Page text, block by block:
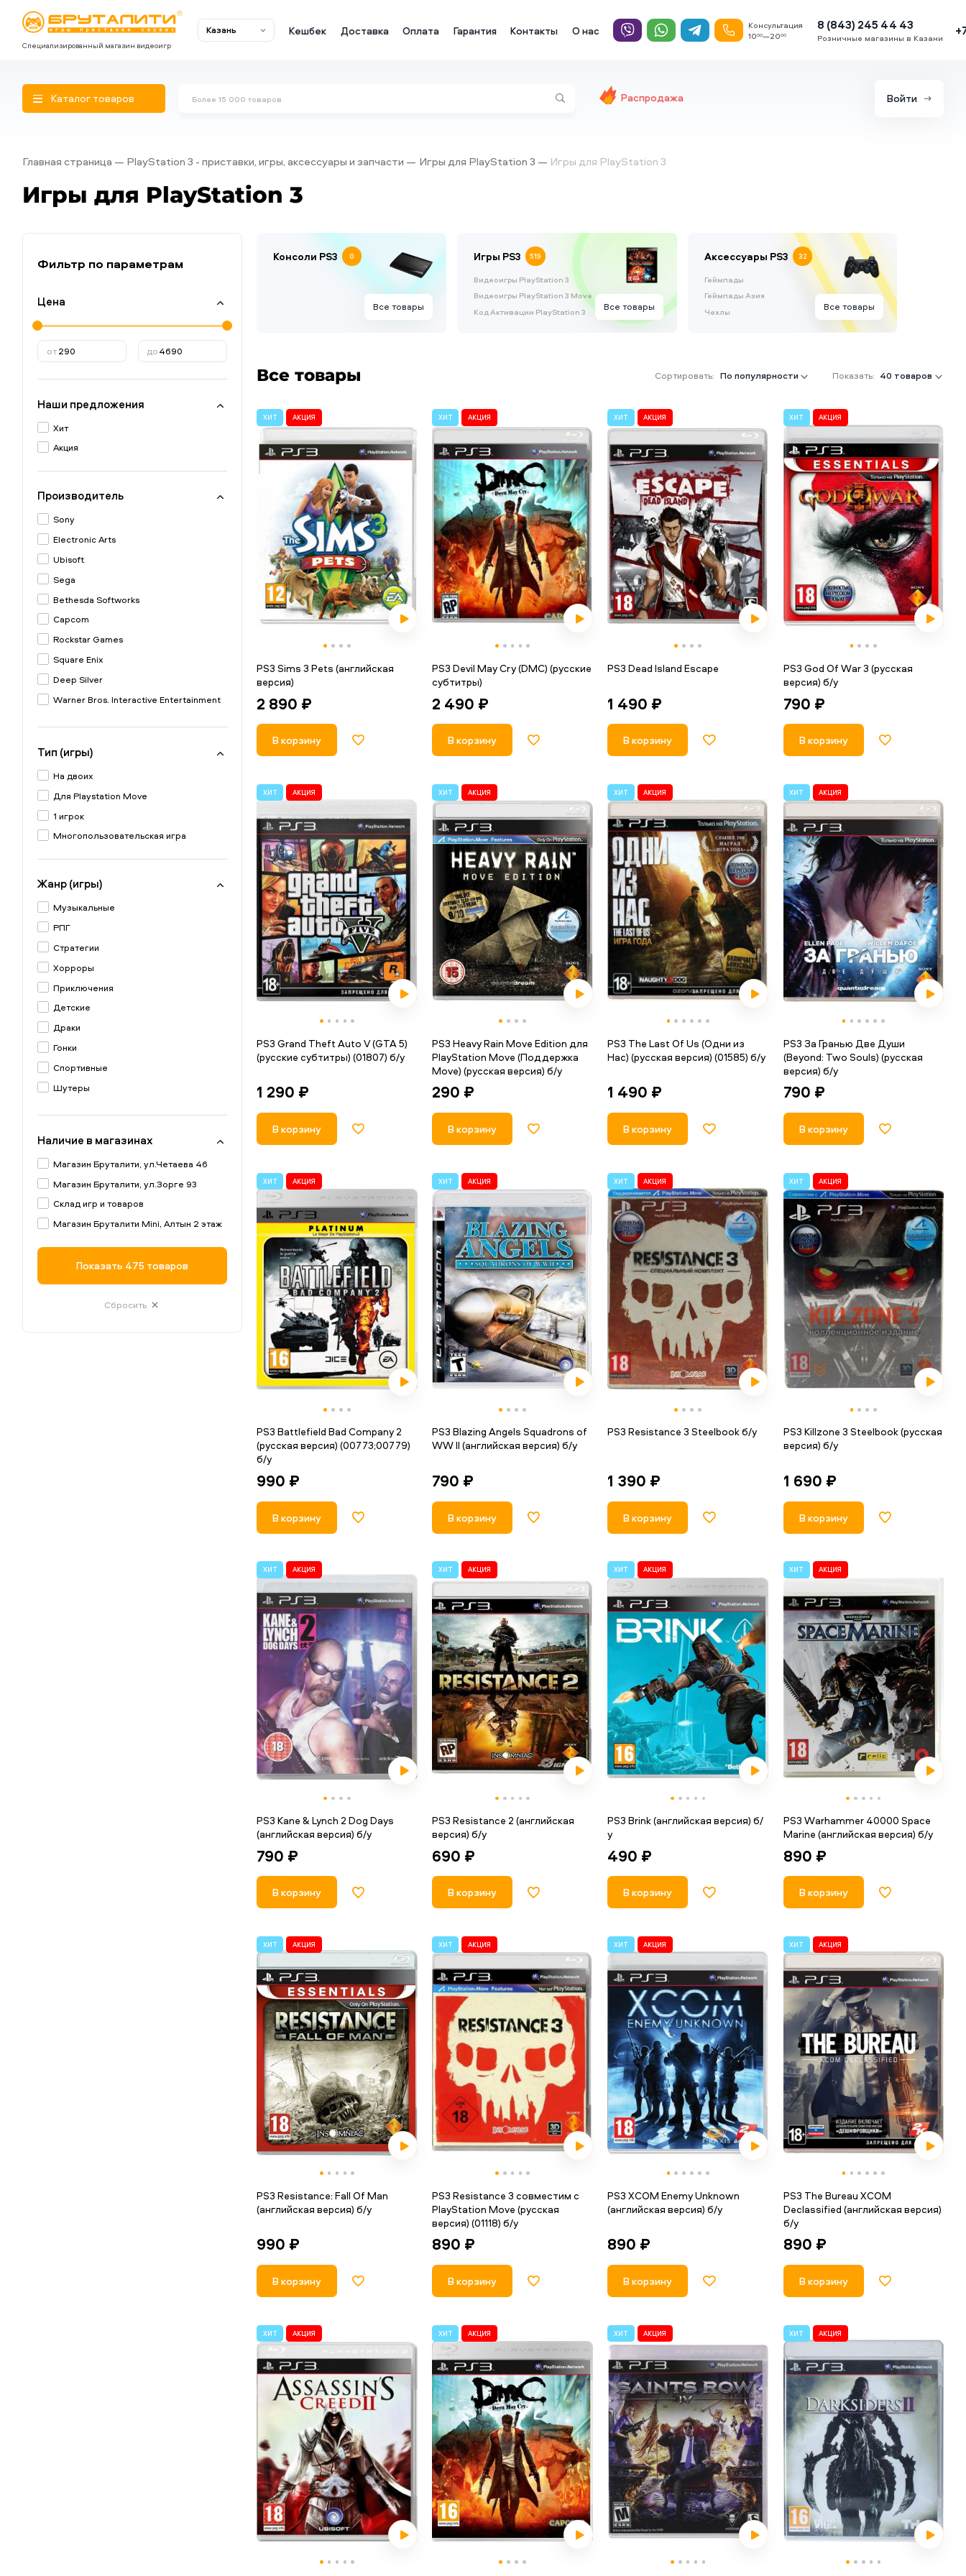
Специализированный магазин видеоигр
Казань Кешбек Доставка Оплата Гарантия Контакты О нас
Консультация
1000—2000
8 (843) 245 44 43
Розничные магазины в Казани
Каталог товаров Распродажа Войти
Главная страница PlayStation 3 - приставки, игры, аксессуары и запчасти Игры для PlayStation 3 Игры для PlayStation 3
Игры для PlayStation 3
Фильтр по параметрам
Цена
от до
Наши предложения
Хит
Акция
Производитель
Sony
Electronic Arts
Ubisoft
Sega
Bethesda Softworks
Capcom
Rockstar Games
Square Enix
Deep Silver
Warner Bros. Interactive Entertainment
2K
BigBen Interactive
Focus Home Interactive
Activision
Blizzard Entertainment
Konami
Codemasters
D3 Publisher
Disney Interactive Studios
id Software
Papaya Studio
UTV Ignition Games
Тип (игры)
На двоих
Для Playstation Move
1 игрок
Многопользовательская игра
Жанр (игры)
Музыкальные
РПГ
Стратегии
Хорроры
Приключения
Детские
Драки
Гонки
Спортивные
Шутеры
Квест
Симуляторы
Открытый мир
Слэшер
Наличие в магазинах
Магазин Бруталити, ул.Четаева 46
Магазин Бруталити, ул.Зорге 93
Склад игр и товаров
Магазин Бруталити Mini, Алтын 2 этаж
Показать 475 товаров
Сбросить
Консоли PS3 0
Все товары
Игры PS3 519
Видеоигры PlayStation 3
Видеоигры PlayStation 3 Move
Код Активации PlayStation 3
Все товары
Аксессуары PS3 32
Геймпады
Геймпады Азия
Чехлы
Все товары
Все товары Сортировать: По популярности Показать: 40 товаров
ХИТ АКЦИЯ
PS3 Sims 3 Pets (английская
версия)
2 890 ₽
В корзину
ХИТ АКЦИЯ
PS3 Devil May Cry (DMC) (русские
субтитры)
2 490 ₽
В корзину
ХИТ АКЦИЯ
PS3 Dead Island Escape
1 490 ₽
В корзину
ХИТ АКЦИЯ
PS3 God Of War 3 (русская
версия) б/у
790 ₽
В корзину
ХИТ АКЦИЯ
PS3 Grand Theft Auto V (GTA 5)
(русские субтитры) (01807) б/у
1 290 ₽
В корзину
ХИТ АКЦИЯ
PS3 Heavy Rain Move Edition для
PlayStation Move (Поддержка
Move) (русская версия) б/у
290 ₽
В корзину
ХИТ АКЦИЯ
PS3 The Last Of Us (Одни из
Нас) (русская версия) (01585) б/у
1 490 ₽
В корзину
ХИТ АКЦИЯ
PS3 За Гранью Две Души
(Beyond: Two Souls) (русская
версия) б/у
790 ₽
В корзину
ХИТ АКЦИЯ
PS3 Battlefield Bad Company 2
(русская версия) (00773;00779)
б/у
990 ₽
В корзину
ХИТ АКЦИЯ
PS3 Blazing Angels Squadrons of
WW II (английская версия) б/у
790 ₽
В корзину
ХИТ АКЦИЯ
PS3 Resistance 3 Steelbook б/у
1 390 ₽
В корзину
ХИТ АКЦИЯ
PS3 Killzone 3 Steelbook (русская
версия) б/у
1 690 ₽
В корзину
ХИТ АКЦИЯ
PS3 Kane & Lynch 2 Dog Days
(английская версия) б/у
790 ₽
В корзину
ХИТ АКЦИЯ
PS3 Resistance 2 (английская
версия) б/у
690 ₽
В корзину
ХИТ АКЦИЯ
PS3 Brink (английская версия) б/
у
490 ₽
В корзину
ХИТ АКЦИЯ
PS3 Warhammer 40000 Space
Marine (английская версия) б/у
890 ₽
В корзину
ХИТ АКЦИЯ
PS3 Resistance: Fall Of Man
(английская версия) б/у
990 ₽
В корзину
ХИТ АКЦИЯ
PS3 Resistance 3 совместим с
PlayStation Move (русская
версия) (01118) б/у
890 ₽
В корзину
ХИТ АКЦИЯ
PS3 XCOM Enemy Unknown
(английская версия) б/у
890 ₽
В корзину
ХИТ АКЦИЯ
PS3 The Bureau XCOM
Declassified (английская версия)
б/у
890 ₽
В корзину
ХИТ АКЦИЯ ХИТ АКЦИЯ ХИТ АКЦИЯ ХИТ АКЦИЯ